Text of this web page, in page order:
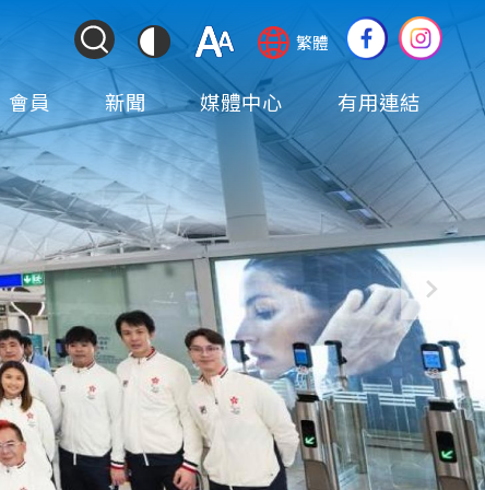
ColorContrast
Font
Resize
Language
switcher
繁體
Social
Media
(TOP)
會員 新聞 媒體中心 有用連結